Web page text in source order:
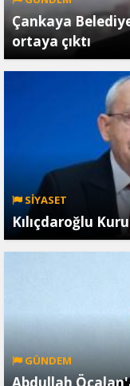
Çankaya
ortaya çıktı
SİYASET
Kılıçdaroğlu
GÜNDEM
Abdullah